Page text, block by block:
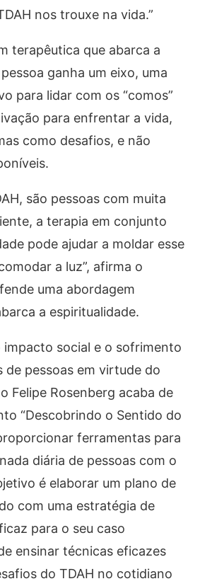
nos trouxe na vida.”
terapêutica que abarca a
ganha um eixo, uma
para lidar com os “comos”
para enfrentar a vida,
como desafios, e não
são pessoas com muita
a terapia em conjunto
pode ajudar a moldar esse
a luz”, afirma o
uma abordagem
a espiritualidade.
impacto social e o sofrimento
de pessoas em virtude do
Felipe Rosenberg acaba de
“Descobrindo o Sentido do
ferramentas para
diária de pessoas com o
é elaborar um plano de
com uma estratégia de
para o seu caso
ensinar técnicas eficazes
do TDAH no cotidiano